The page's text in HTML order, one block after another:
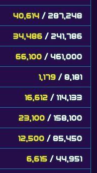
40,614 / 287,248
34,486 / 241,786
66,100 / 461,000
1,179 / 8,181
16,612 / 114,133
23,100 / 158,100
12,500 / 85,450
6,615 / 44,951